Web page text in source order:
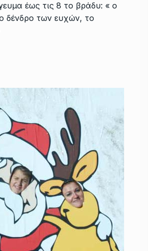
έως τις 8 το βράδυ: « ο
δένδρο των ευχών, το